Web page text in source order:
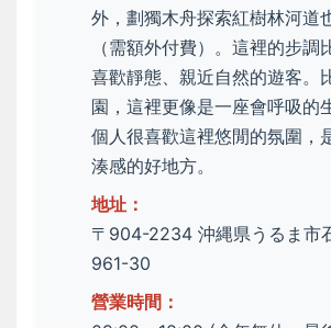
外，劃獨木舟探索紅樹林河道
（需額外付費）。這裡的步調
喜歡靜態、親近自然的遊客。
園，這裡更像是一座會呼吸的
個人很喜歡這裡悠閒的氛圍，
湊感的好地方。
地址：
〒904-2234 沖縄県うるま市
961-30
營業時間：